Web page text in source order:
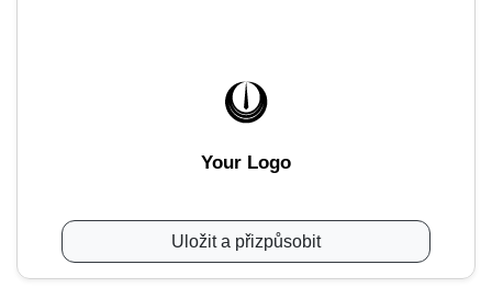
Your Logo
Uložit a přizpůsobit